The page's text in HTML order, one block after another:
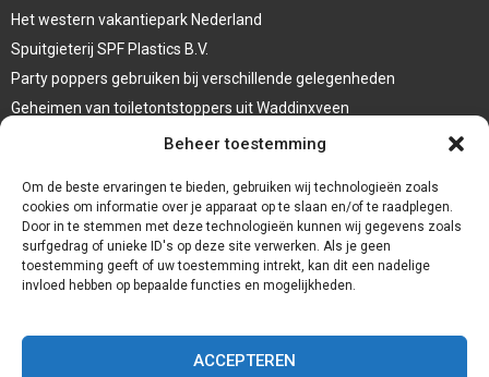
Beheer toestemming
Om de beste ervaringen te bieden, gebruiken wij technologieën zoals
cookies om informatie over je apparaat op te slaan en/of te raadplegen.
Door in te stemmen met deze technologieën kunnen wij gegevens zoals
surfgedrag of unieke ID's op deze site verwerken. Als je geen
toestemming geeft of uw toestemming intrekt, kan dit een nadelige
invloed hebben op bepaalde functies en mogelijkheden.
ACCEPTEREN
Het western vakantiepark Nederland
Spuitgieterij SPF Plastics B.V.
Party poppers gebruiken bij verschillende gelegenheden
Geheimen van toiletontstoppers uit Waddinxveen
Vormen van terrasaankleding